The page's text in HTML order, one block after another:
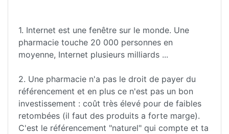
1. Internet est une fenêtre sur le monde. Une
pharmacie touche 20 000 personnes en
moyenne, Internet plusieurs milliards ...
2. Une pharmacie n'a pas le droit de payer du
référencement et en plus ce n'est pas un bon
investissement : coût très élevé pour de faibles
retombées (il faut des produits a forte marge).
C'est le référencement "naturel" qui compte et ta